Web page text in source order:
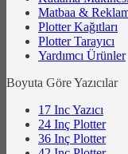
Matbaa &
Plotter Kağıtları
Plotter Tarayıcı
Yardımcı Ürünler
Boyuta Göre Yazıcılar
17 Inc Yazıcı
24 Inç Plotter
36 Inç Plotter